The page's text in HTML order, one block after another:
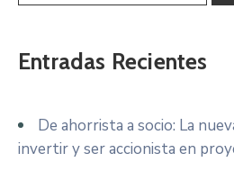
Entradas Recientes
De ahorrista a socio: La
invertir y ser accionista en